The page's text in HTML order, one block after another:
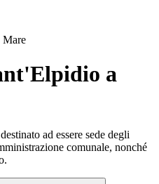
Mare
a
ad essere sede degli
comunale, nonché